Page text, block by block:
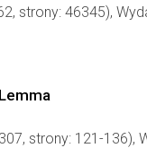
strony: 46345),
strony: 121-136),